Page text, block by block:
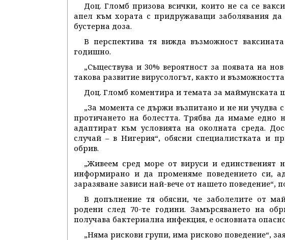
Доц. Гломб призова всички, които не са се
апел към хората с придружаващи заболявания
бустерна доза.
В перспектива тя вижда възможност
годишно.
„Съществува и 30% вероятност за появата на
такова развитие вирусологът, както и
Доц. Гломб коментира и темата за маймунската
„За момента се държи възпитано и не ни учудва
протичането на болестта. Трябва да имаме едно
адаптират към условията на околната среда.
случай – в Нигерия“, обясни специалистката и
обрив.
„Живеем сред море от вируси и единственият
информирано и да променяме поведението си,
заразяване зависи най-вече от нашето поведение“,
В допълнение тя обясни, че заболелите от
родени след 70-те години. Замърсяването на
получава бактериална инфекция, е основната
„Няма рискови групи, има рисково поведение“,